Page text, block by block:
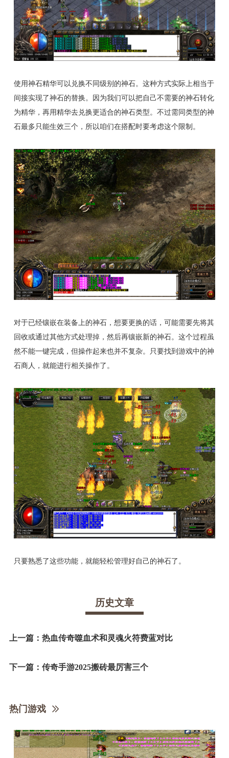
使用神石精华可以兑换不同级别的神石。这种方式实际上相当于
间接实现了神石的替换。因为我们可以把自己不需要的神石转化
为精华，再用精华去兑换更适合的神石类型。不过需同类型的神
石最多只能生效三个，所以咱们在搭配时要考虑这个限制。
对于已经镶嵌在装备上的神石，想要更换的话，可能需要先将其
回收或通过其他方式处理掉，然后再镶嵌新的神石。这个过程虽
然不能一键完成，但操作起来也并不复杂。只要找到游戏中的神
石商人，就能进行相关操作了。
只要熟悉了这些功能，就能轻松管理好自己的神石了。
历史文章
上一篇： 热血传奇噬血术和灵魂火符费蓝对比
下一篇： 传奇手游2025搬砖最厉害三个
热门游戏